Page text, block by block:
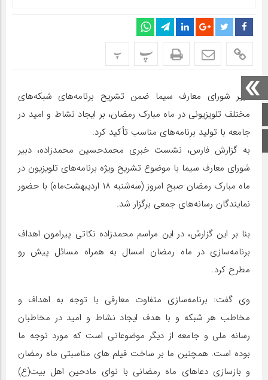
صفحه اصلی
اینستاگرام
پ پ
دبیر شورای معارف سیما ضمن تشریح برنامه‌های شبکه‌های
مختلف تلویزیونی در ماه مبارک رمضان، بر ایجاد نشاط و امید در
جامعه با تولید برنامه‌های مناسب تأکید کرد.
به گزارش فارس، نشست خبری محمدحسین محمدزاده،‌ دبیر
شورای معارف سیما با موضوع تشریح ویژه برنامه‌های تلویزیون در
ماه مبارک رمضان صبح امروز (سه‌شنبه ۱۸ اردیبهشت‌ماه) با حضور
نمایندگان رسانه‌های جمعی برگزار شد.
بنا بر این گزارش، در این مراسم محمدزاده نکاتی پیرامون اهداف
برنامه‌سازی در ماه رمضان امسال به همراه مسائل پیش رو
مطرح کرد.
وی گفت: برنامه‌سازی متفاوت معارفی با توجه به اهداف و
مخاطب هر شبکه و با هدف ایجاد نشاط و امید در مخاطبان
رسانه ملی و جامعه از دیگر موضوعاتی است که مورد توجه ما
بوده است. همچنین ما بر ساخت فیلم های مناسبتی ماه رمضان
و بازسازی دعاهای ماه رمضانی با نوای مادحین اهل بیت(ع)